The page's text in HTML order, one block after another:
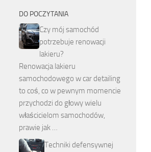
DO POCZYTANIA
Czy mój samochód
potrzebuje renowacji
lakieru?
Renowacja lakieru
samochodowego w car detailing
to coś, co w pewnym momencie
przychodzi do głowy wielu
właścicielom samochodów,
prawie jak …
Techniki defensywnej